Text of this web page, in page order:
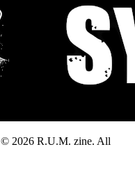
© 2026 R.U.M. zine. All